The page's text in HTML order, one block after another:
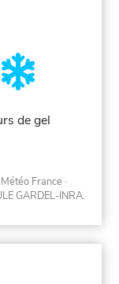
de gel
France ·
GARDEL-INRA.